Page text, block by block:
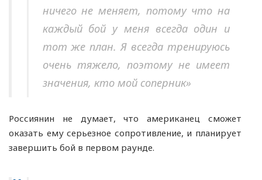
ничего не меняет, потому что на
каждый бой у меня всегда один и
тот же план. Я всегда тренируюсь
очень тяжело, поэтому не имеет
значения, кто мой соперник»
Россиянин не думает, что американец сможет
оказать ему серьезное сопротивление, и планирует
завершить бой в первом раунде.